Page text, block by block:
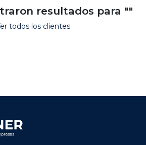
resultados para ""
todos los clientes